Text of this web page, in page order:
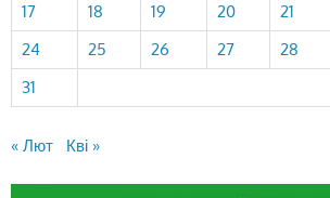
17
18 19 20 21
24
25 26 27 28
31
« Лют Кві »